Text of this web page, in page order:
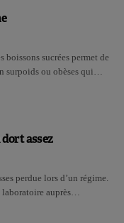
sucrées permet de
surpoids ou obèses qui…
dort assez
perdue lors d’un régime.
auprès…